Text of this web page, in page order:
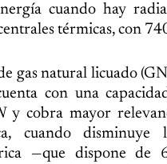
cuando hay
térmicas, con
gas natural licuado
con una
y cobra mayor
cuando disminuye
—que dispone de